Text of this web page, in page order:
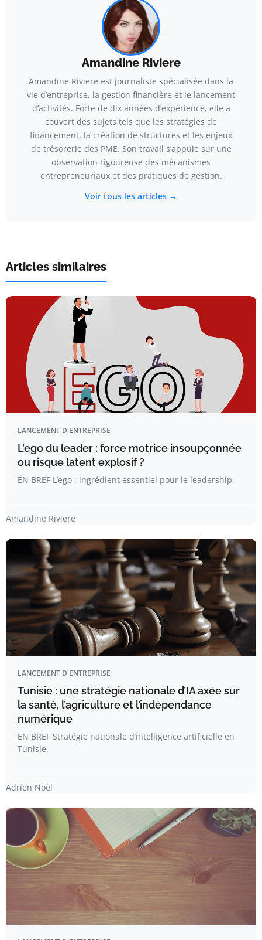
Amandine Riviere
Amandine Riviere est journaliste spécialisée dans la
vie d’entreprise, la gestion financière et le lancement
d’activités. Forte de dix années d’expérience, elle a
couvert des sujets tels que les stratégies de
financement, la création de structures et les enjeux
de trésorerie des PME. Son travail s’appuie sur une
observation rigoureuse des mécanismes
entrepreneuriaux et des pratiques de gestion.
Voir tous les articles →
Articles similaires
LANCEMENT D'ENTREPRISE
L’ego du leader : force motrice insoupçonnée
ou risque latent explosif ?
EN BREF L’ego : ingrédient essentiel pour le leadership.
Amandine Riviere
LANCEMENT D'ENTREPRISE
Tunisie : une stratégie nationale d’IA axée sur
la santé, l’agriculture et l’indépendance
numérique
EN BREF Stratégie nationale d’intelligence artificielle en
Tunisie.
Adrien Noël